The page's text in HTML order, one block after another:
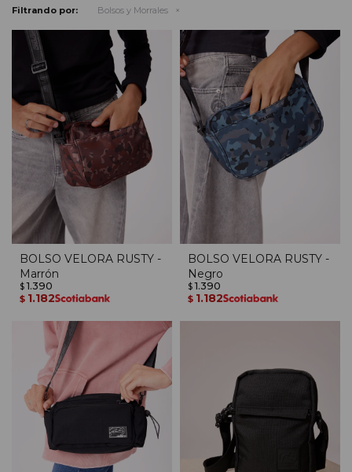
Filtrando por: Bolsos y Morrales
BOLSO VELORA RUSTY -
Marrón
$ 1.390
$ 1.182
BOLSO VELORA RUSTY -
Negro
$ 1.390
$ 1.182